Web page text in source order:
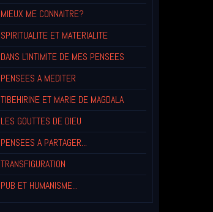
MIEUX ME CONNAITRE?
SPIRITUALITE ET MATERIALITE
DANS L'INTIMITE DE MES PENSEES
PENSEES A MEDITER
TIBEHIRINE ET MARIE DE MAGDALA
LES GOUTTES DE DIEU
PENSEES A PARTAGER...
TRANSFIGURATION
PUB ET HUMANISME...